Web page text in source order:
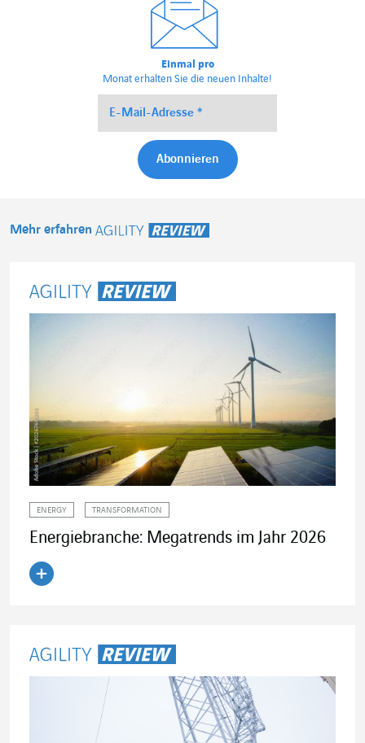
Einmal pro
Monat erhalten Sie die neuen Inhalte!
Mehr erfahren
ENERGY TRANSFORMATION
Energiebranche: Megatrends im Jahr 2026